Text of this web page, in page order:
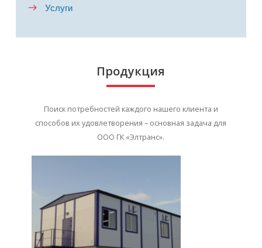
Услуги
Продукция
Поиск потребностей каждого нашего клиента и
способов их удовлетворения – основная задача для
ООО ГК «Элтранс».